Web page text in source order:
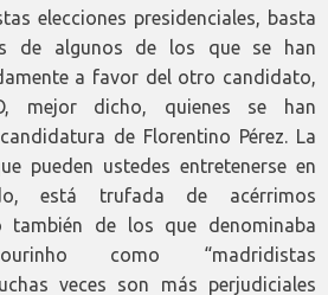
elecciones presidenciales, basta
de algunos de los que se han
a favor del otro candidato,
mejor dicho, quienes se han
de Florentino Pérez. La
pueden ustedes entretenerse en
está trufada de acérrimos
también de los que denominaba
como “madridistas
veces son más perjudiciales